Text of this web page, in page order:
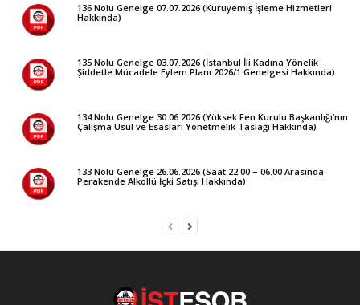
136 Nolu Genelge 07.07.2026 (Kuruyemiş İşleme Hizmetleri
Hakkında)
135 Nolu Genelge 03.07.2026 (İstanbul İli Kadına Yönelik
Şiddetle Mücadele Eylem Planı 2026/1 Genelgesi Hakkında)
134 Nolu Genelge 30.06.2026 (Yüksek Fen Kurulu Başkanlığı’nın
Çalışma Usul ve Esasları Yönetmelik Taslağı Hakkında)
133 Nolu Genelge 26.06.2026 (Saat 22.00 – 06.00 Arasında
Perakende Alkollü İçki Satışı Hakkında)